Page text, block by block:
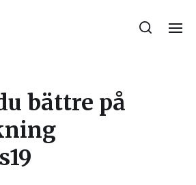
bättre på